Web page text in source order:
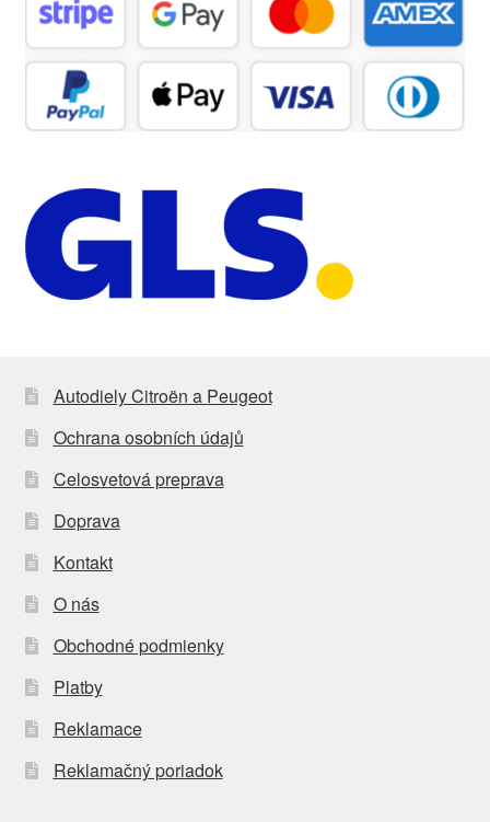
Autodiely Citroën a Peugeot
Ochrana osobních údajů
Celosvetová preprava
Doprava
Kontakt
O nás
Obchodné podmienky
Platby
Reklamace
Reklamačný poriadok